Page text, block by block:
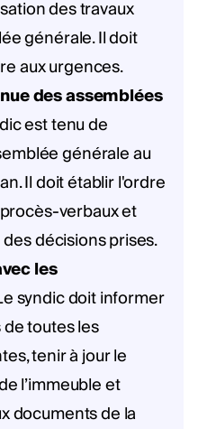
des travaux
générale. Il doit
aux urgences.
des assemblées
est tenu de
générale au
Il doit établir l'ordre
verbaux et
décisions prises.
les
syndic doit informer
toutes les
tenir à jour le
l’immeuble et
documents de la